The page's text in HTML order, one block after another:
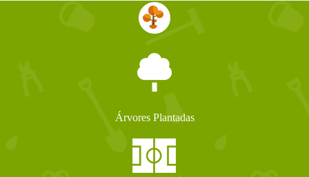
Árvores Plantadas